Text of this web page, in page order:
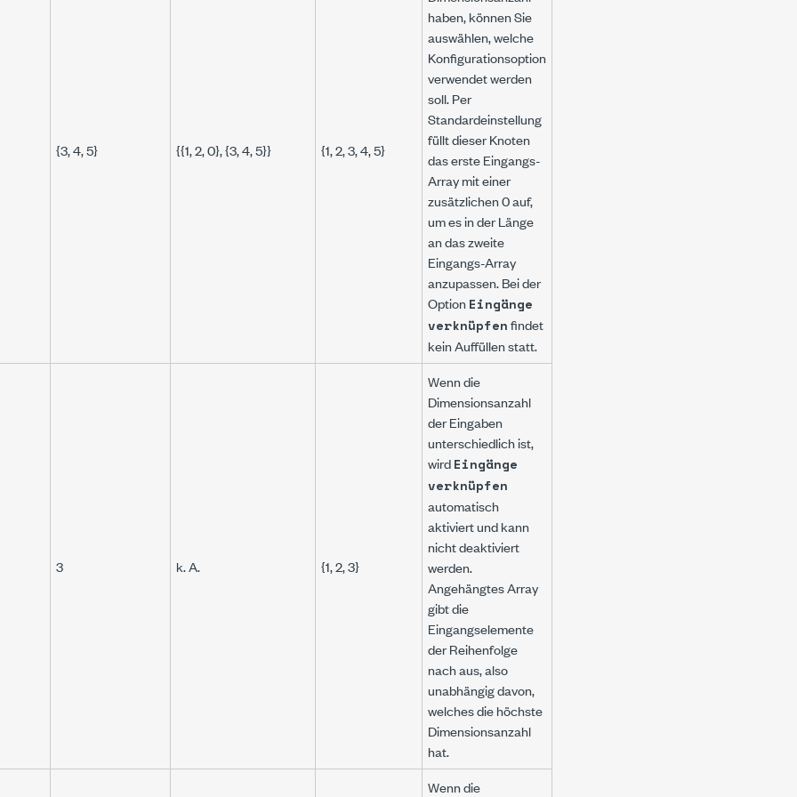
{3, 4, 5} {{1, 2, 0}, {3, 4, 5}} {1, 2, 3, 4, 5}
haben, können Sie
auswählen, welche
Konfigurationsoption
verwendet werden
soll. Per
Standardeinstellung
füllt dieser Knoten
das erste Eingangs-
Array mit einer
zusätzlichen 0 auf,
um es in der Länge
an das zweite
Eingangs-Array
anzupassen. Bei der
OptionEingänge
verknüpfenfindet
kein Auffüllen statt.
3 k. A. {1, 2, 3}
Wenn die
Dimensionsanzahl
der Eingaben
unterschiedlich ist,
wirdEingänge
verknüpfen
automatisch
aktiviert und kann
nicht deaktiviert
werden.
Angehängtes Array
gibt die
Eingangselemente
der Reihenfolge
nach aus, also
unabhängig davon,
welches die höchste
Dimensionsanzahl
hat.
Wenn die